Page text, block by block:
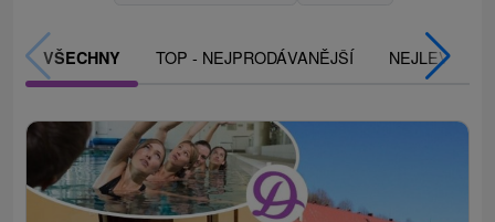
VŠECHNY TOP - NEJPRODÁVANĚJŠÍ NEJLEVNĚJŠÍ